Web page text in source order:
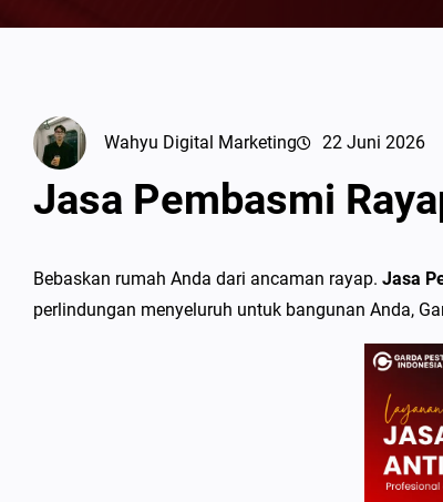
Wahyu Digital Marketing 22 Juni 2026
Jasa Pembasmi
Bebaskan rumah Anda dari ancaman rayap. Jasa
perlindungan menyeluruh untuk bangunan Anda,